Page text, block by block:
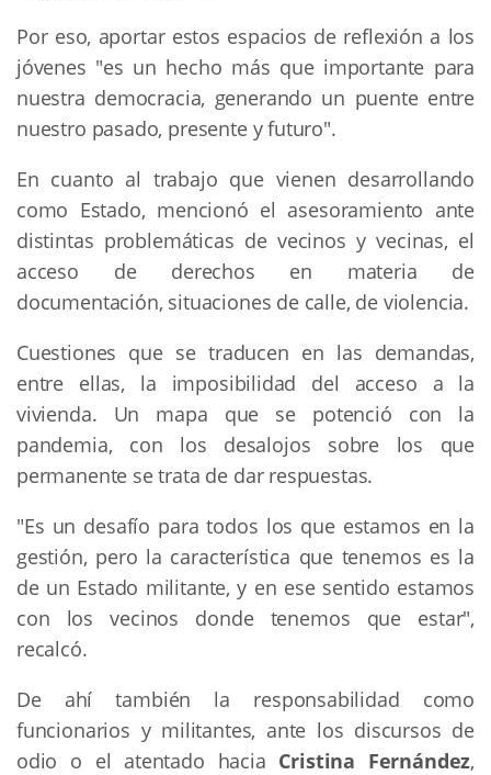
Por eso, aportar estos espacios de reflexión a los
jóvenes "es un hecho más que importante para
nuestra democracia, generando un puente entre
nuestro pasado, presente y futuro".
En cuanto al trabajo que vienen desarrollando
como Estado, mencionó el asesoramiento ante
distintas problemáticas de vecinos y vecinas, el
acceso de derechos en materia de
documentación, situaciones de calle, de violencia.
Cuestiones que se traducen en las demandas,
entre ellas, la imposibilidad del acceso a la
vivienda. Un mapa que se potenció con la
pandemia, con los desalojos sobre los que
permanente se trata de dar respuestas.
"Es un desafío para todos los que estamos en la
gestión, pero la característica que tenemos es la
de un Estado militante, y en ese sentido estamos
con los vecinos donde tenemos que estar",
recalcó.
De ahí también la responsabilidad como
funcionarios y militantes, ante los discursos de
odio o el atentado hacia Cristina Fernández,